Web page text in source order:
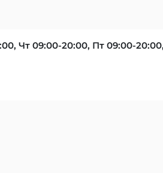
Чт 09:00-20:00, Пт 09:00-